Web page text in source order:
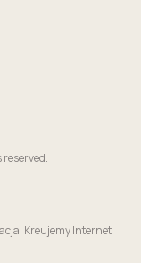
Kreujemy Internet